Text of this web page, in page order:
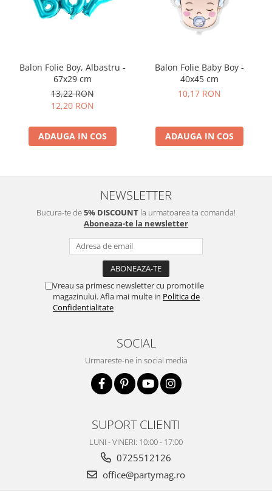
Balon Folie Boy, Albastru -
67x29 cm
13,22 RON
12,20 RON
ADAUGA IN COS
Balon Folie Baby Boy -
40x45 cm
10,17 RON
ADAUGA IN COS
NEWSLETTER
Bucura-te de5% DISCOUNT la urmatoarea ta comanda!
Aboneaza-te la newsletter
Vreau sa primesc newsletter cu promotiile
magazinului. Afla mai multe in Politica de
Confidentialitate
SOCIAL
Urmareste-ne in social media
SUPORT CLIENTI
LUNI - VINERI: 10:00 - 17:00
0725512126
office@partymag.ro